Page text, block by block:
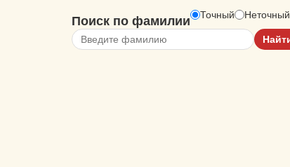
Поиск по фамилии Точный Неточный